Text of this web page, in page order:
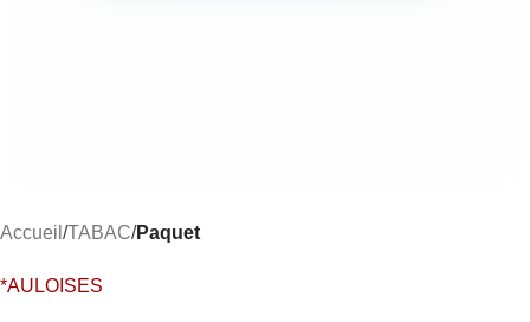
Accueil TABAC Paquet
*AULOISES